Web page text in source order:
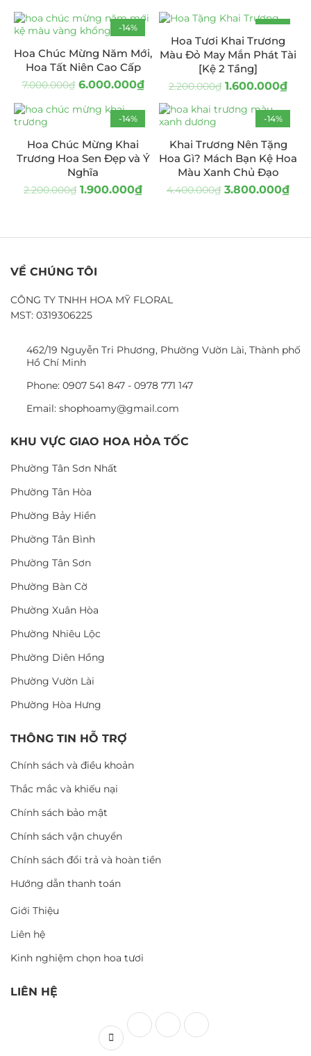
-14%
Hoa Chúc Mừng Năm Mới,
Hoa Tất Niên Cao Cấp
7.000.000₫ 6.000.000₫
-27%
Hoa Tươi Khai Trương
Màu Đỏ May Mắn Phát Tài
[Kệ 2 Tầng]
2.200.000₫ 1.600.000₫
-14%
Hoa Chúc Mừng Khai
Trương Hoa Sen Đẹp và Ý
Nghĩa
2.200.000₫ 1.900.000₫
-14%
Khai Trương Nên Tặng
Hoa Gì? Mách Bạn Kệ Hoa
Màu Xanh Chủ Đạo
4.400.000₫ 3.800.000₫
VỀ CHÚNG TÔI
CÔNG TY TNHH HOA MỸ FLORAL
MST: 0319306225
462/19 Nguyễn Tri Phương, Phường Vườn Lài, Thành phố
Hồ Chí Minh
Phone: 0907 541 847 - 0978 771 147
Email: shophoamy@gmail.com
KHU VỰC GIAO HOA HỎA TỐC
Phường Tân Sơn Nhất
Phường Tân Hòa
Phường Bảy Hiền
Phường Tân Bình
Phường Tân Sơn
Phường Bàn Cờ
Phường Xuân Hòa
Phường Nhiêu Lộc
Phường Diên Hồng
Phường Vườn Lài
Phường Hòa Hưng
THÔNG TIN HỖ TRỢ
Chính sách và điều khoản
Thắc mắc và khiếu nại
Chính sách bảo mật
Chính sách vận chuyển
Chính sách đổi trả và hoàn tiền
Hướng dẫn thanh toán
Giới Thiệu
Liên hệ
Kinh nghiệm chọn hoa tươi
LIÊN HỆ